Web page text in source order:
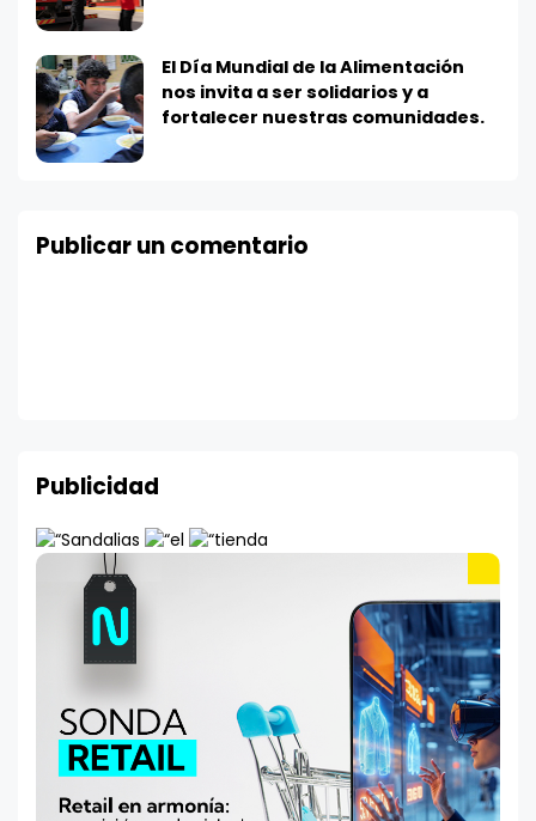
El Día Mundial de la Alimentación
nos invita a ser solidarios y a
fortalecer nuestras comunidades.
Publicar un comentario
Publicidad